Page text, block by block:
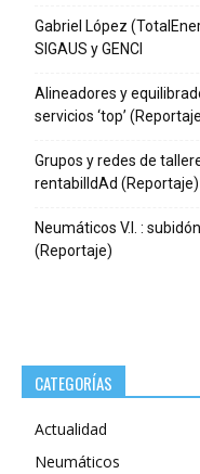
Gabriel López
SIGAUS y GENCI
Alineadores y
servicios ‘top’
Grupos y redes de
rentabilIdAd (Reportaje)
Neumáticos V.I. :
(Reportaje)
CATEGORÍAS
Actualidad
Neumáticos